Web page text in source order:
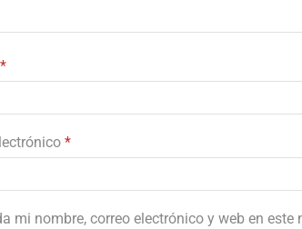
*
*
mi nombre, correo electrónico y web en